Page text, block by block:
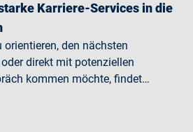
Karriere-Services in die
den nächsten
direkt mit potenziellen
kommen möchte, findet…